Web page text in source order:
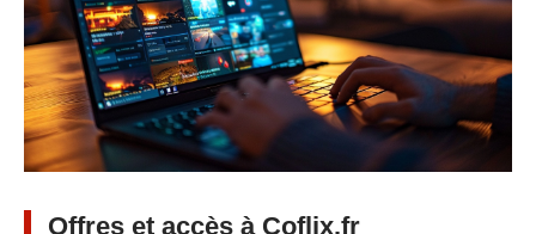
Offres et accès à Coflix.fr